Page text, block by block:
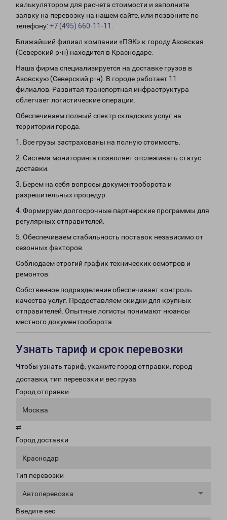
калькулятором для расчета стоимости и заполните
заявку на перевозку на нашем сайте, или позвоните по
телефону: +7 (495) 660-11-11
Ближайший филиал компании «ПЭК» к городу Азовская
(Северский р-н) находится в Краснодаре.
Наша фирма специализируется на доставке грузов в
Азовскую (Северский р-н). В городе работает 11
филиалов. Развитая транспортная инфраструктура
облегчает логистические операции.
Обеспечиваем полный спектр складских услуг на
территории города.
1. Все грузы застрахованы на полную стоимость.
2. Система мониторинга позволяет отслеживать статус
доставки.
3. Берем на себя вопросы документооборота и
разрешительных процедур.
4. Формируем долгосрочные партнерские программы для
регулярных отправителей.
5. Обеспечиваем стабильность поставок независимо от
сезонных факторов.
Соблюдаем строгий график технических осмотров и
ремонтов.
Собственное подразделение обеспечивает контроль
качества услуг. Предоставляем скидки для крупных
отправителей. Опытные логисты понимают нюансы
местного документооборота.
Узнать тариф и срок перевозки
Чтобы узнать тариф, укажите город отправки, город
доставки, тип перевозки и вес груза.
Город отправки
Москва
⇄
Город доставки
Краснодар
Тип перевозки
Автоперевозка
Введите вес